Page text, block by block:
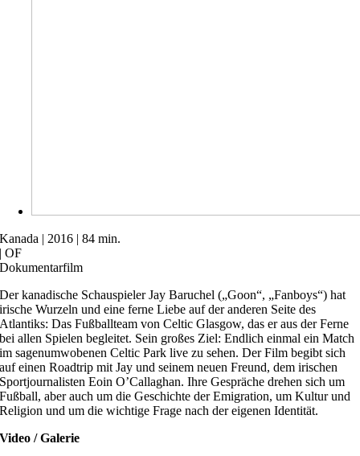
Kanada | 2016 | 84 min.
| OF
Dokumentarfilm
Der kanadische Schauspieler Jay Baruchel („Goon“, „Fanboys“) hat
irische Wurzeln und eine ferne Liebe auf der anderen Seite des
Atlantiks: Das Fußballteam von Celtic Glasgow, das er aus der Ferne
bei allen Spielen begleitet. Sein großes Ziel: Endlich einmal ein Match
im sagenumwobenen Celtic Park live zu sehen. Der Film begibt sich
auf einen Roadtrip mit Jay und seinem neuen Freund, dem irischen
Sportjournalisten Eoin O’Callaghan. Ihre Gespräche drehen sich um
Fußball, aber auch um die Geschichte der Emigration, um Kultur und
Religion und um die wichtige Frage nach der eigenen Identität.
Video / Galerie